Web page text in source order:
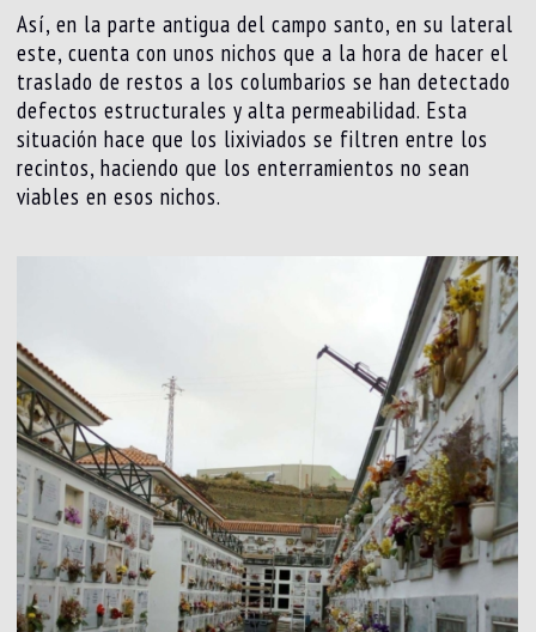
Así, en la parte antigua del campo santo, en su lateral
este, cuenta con unos nichos que a la hora de hacer el
traslado de restos a los columbarios se han detectado
defectos estructurales y alta permeabilidad. Esta
situación hace que los lixiviados se filtren entre los
recintos, haciendo que los enterramientos no sean
viables en esos nichos.